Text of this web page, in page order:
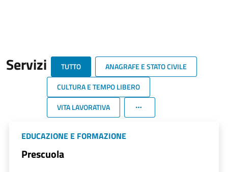
Servizi TUTTO
ANAGRAFE E STATO CIVILE
CULTURA E TEMPO LIBERO
VITA LAVORATIVA
EDUCAZIONE E FORMAZIONE
Prescuola